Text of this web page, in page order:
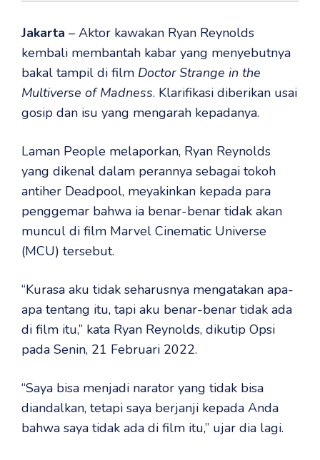
Jakarta – Aktor kawakan Ryan Reynolds
kembali membantah kabar yang menyebutnya
bakal tampil di film Doctor Strange in the
Multiverse of Madness. Klarifikasi diberikan usai
gosip dan isu yang mengarah kepadanya.
Laman People melaporkan, Ryan Reynolds
yang dikenal dalam perannya sebagai tokoh
antiher Deadpool, meyakinkan kepada para
penggemar bahwa ia benar-benar tidak akan
muncul di film Marvel Cinematic Universe
(MCU) tersebut.
“Kurasa aku tidak seharusnya mengatakan apa-
apa tentang itu, tapi aku benar-benar tidak ada
di film itu,” kata Ryan Reynolds, dikutip Opsi
pada Senin, 21 Februari 2022.
“Saya bisa menjadi narator yang tidak bisa
diandalkan, tetapi saya berjanji kepada Anda
bahwa saya tidak ada di film itu,” ujar dia lagi.